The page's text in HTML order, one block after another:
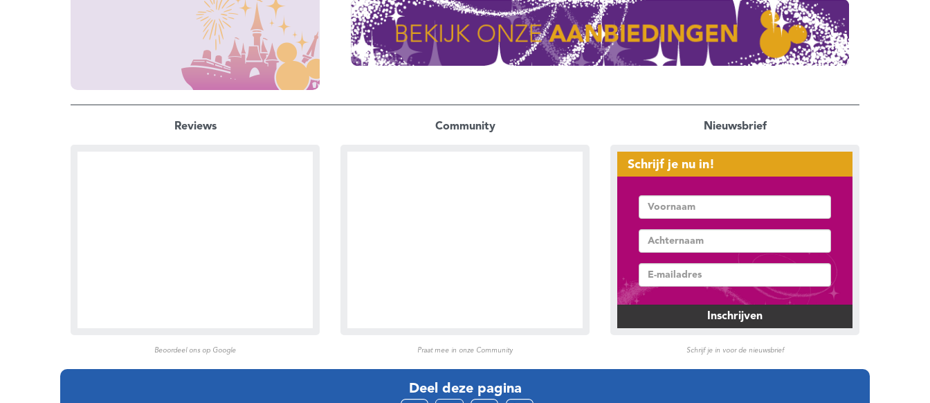
Reviews
Beoordeel ons op Google
Community
Praat mee in onze Community
Nieuwsbrief
Schrijf je nu in!
Schrijf je in voor de nieuwsbrief
Deel deze pagina